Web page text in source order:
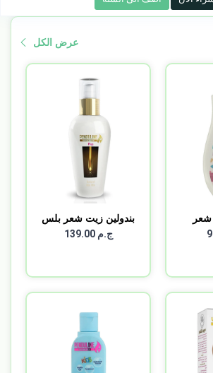
عرض الكل
شعر
بندولين زيت شعر بلس
120...ج.م 139.00